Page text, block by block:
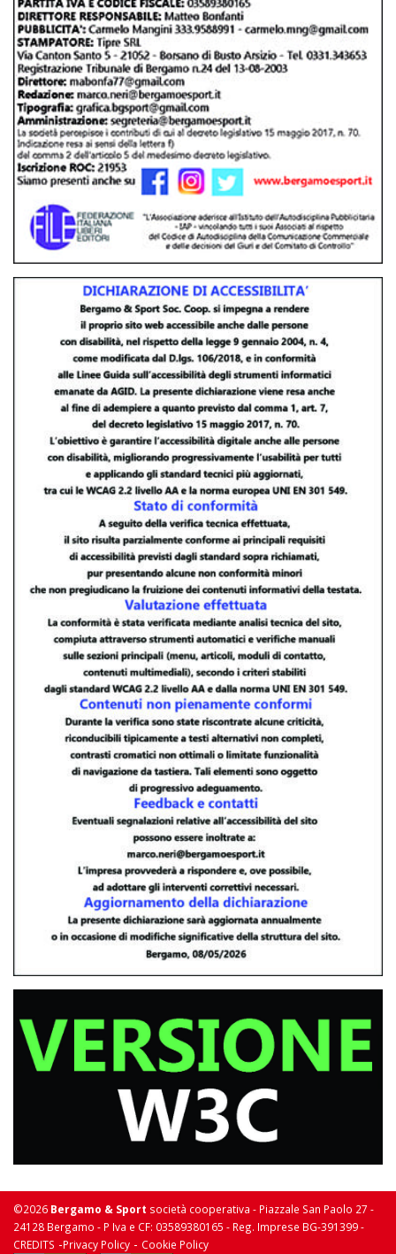
©2026 Bergamo & Sport società cooperativa - Piazzale San Paolo 27 -
24128 Bergamo - P Iva e CF: 03589380165 - Reg. Imprese BG-391399 -
CREDITS -Privacy Policy - Cookie Policy